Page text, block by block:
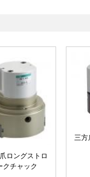
ロングストロ
クチャック
三方